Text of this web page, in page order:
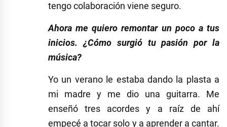
tengo colaboración viene seguro.
Ahora me quiero remontar un poco a tus
inicios. ¿Cómo surgió tu pasión por la
música?
Yo un verano le estaba dando la plasta a
mi madre y me dio una guitarra. Me
enseñó tres acordes y a raíz de ahí
empecé a tocar solo y a aprender a cantar.